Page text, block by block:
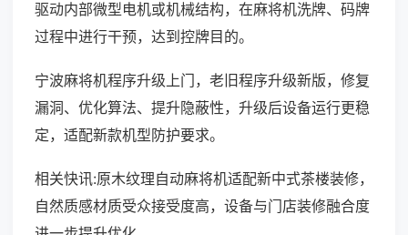
驱动内部微型电机或机械结构，在麻将机洗牌、码牌
过程中进行干预，达到控牌目的。
宁波麻将机程序升级上门，老旧程序升级新版，修复
漏洞、优化算法、提升隐蔽性，升级后设备运行更稳
定，适配新款机型防护要求。
相关快讯:原木纹理自动麻将机适配新中式茶楼装修，
自然质感材质受众接受度高，设备与门店装修融合度